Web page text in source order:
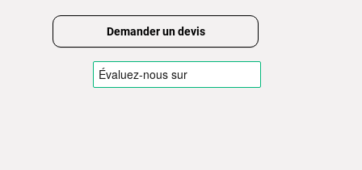
Demander un devis